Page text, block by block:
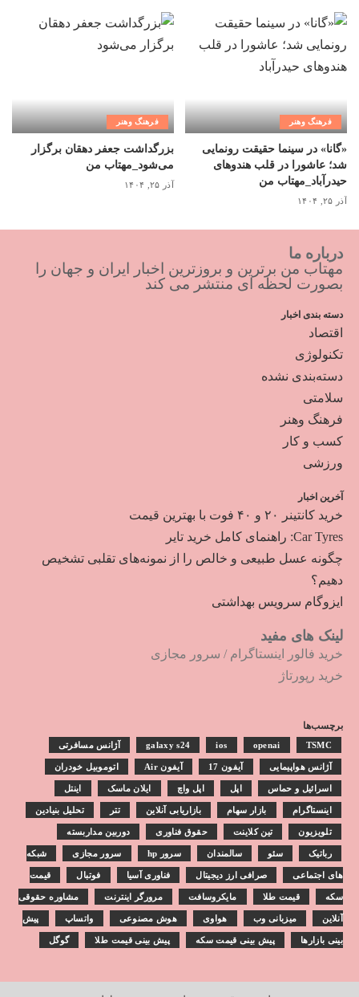
فرهنگ وهنر
«گانا» در سینما حقیقت رونمایی
شد؛ عاشورا در قلب هندوهای
حیدرآباد_مهتاب من
آذر ۲۵, ۱۴۰۴
فرهنگ وهنر
بزرگداشت جعفر دهقان برگزار
می‌شود_مهتاب من
آذر ۲۵, ۱۴۰۴
درباره ما
مهتاب من برترین و بروزترین اخبار ایران و جهان را
بصورت لحظه ای منتشر می کند
دسته بندی اخبار
اقتصاد
تکنولوژی
دسته‌بندی نشده
سلامتی
فرهنگ وهنر
کسب و کار
ورزشی
آخرین اخبار
خرید کانتینر ۲۰ و ۴۰ فوت با بهترین قیمت
Car Tyres: راهنمای کامل خرید تایر
چگونه عسل طبیعی و خالص را از نمونه‌های تقلبی تشخیص
دهیم؟
ایزوگام سرویس بهداشتی
لینک های مفید
خرید فالور اینستاگرام / سرور مجازی
خرید رپورتاژ
برچسب‌ها
galaxy s24 ios openai TSMC آژانس مسافرتی
آژانس هواپیمایی آیفون 17 آیفون Air اتوموبیل خودران
اسرائیل و حماس اپل اپل واچ ایلان ماسک اینتل
اینستاگرام بازار سهام بازاریابی آنلاین تتر تحلیل بنیادین
تلویزیون تین کلاینت حقوق فناوری دوربین مداربسته
رباتیک سئو سالمندان سرور hp سرور مجازی شبکه
های اجتماعی صرافی ارز دیجیتال فناوری آسیا فوتبال قیمت
سکه قیمت طلا مایکروسافت مرورگر اینترنت مشاوره حقوقی
آنلاین میزبانی وب هواوی هوش مصنوعی واتساپ پیش
بینی بازارها پیش بینی قیمت سکه پیش بینی قیمت طلا گوگل